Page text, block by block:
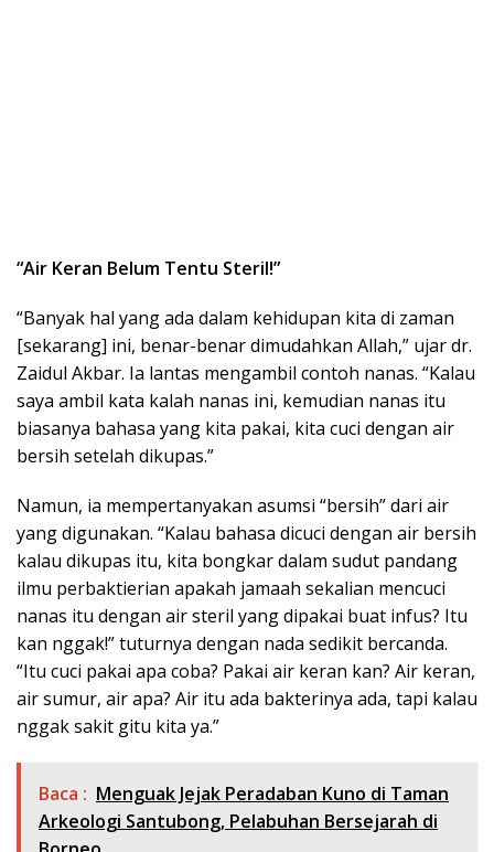
“Air Keran Belum Tentu Steril!”
“Banyak hal yang ada dalam kehidupan kita di zaman
[sekarang] ini, benar-benar dimudahkan Allah,” ujar dr.
Zaidul Akbar. Ia lantas mengambil contoh nanas. “Kalau
saya ambil kata kalah nanas ini, kemudian nanas itu
biasanya bahasa yang kita pakai, kita cuci dengan air
bersih setelah dikupas.”
Namun, ia mempertanyakan asumsi “bersih” dari air
yang digunakan. “Kalau bahasa dicuci dengan air bersih
kalau dikupas itu, kita bongkar dalam sudut pandang
ilmu perbaktierian apakah jamaah sekalian mencuci
nanas itu dengan air steril yang dipakai buat infus? Itu
kan nggak!” tuturnya dengan nada sedikit bercanda.
“Itu cuci pakai apa coba? Pakai air keran kan? Air keran,
air sumur, air apa? Air itu ada bakterinya ada, tapi kalau
nggak sakit gitu kita ya.”
Baca : Menguak Jejak Peradaban Kuno di Taman
Arkeologi Santubong, Pelabuhan Bersejarah di